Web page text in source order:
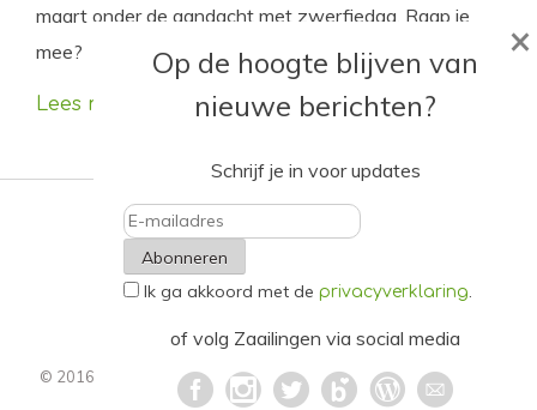
maart onder de aandacht met zwerfiedag. Raap je
mee?
Lees meer
© 2016 - 2021. Alle rechten voorbehouden. Privacyverklaring
Op de hoogte blijven van
nieuwe berichten?
Schrijf je in voor updates
E-
mailadres
Ik ga akkoord met de privacyverklaring.
of volg Zaailingen via social media
×